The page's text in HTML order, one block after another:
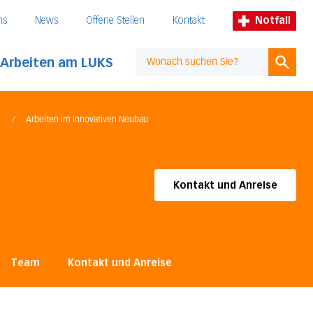
News Offene Stellen Kontakt Notfall
Arbeiten am LUKS
/ Arbeiten im innovativen Neubau
Kontakt und Anreise
Team Kontakt und Anreise